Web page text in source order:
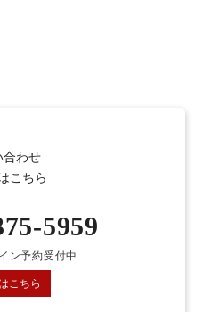
合わせ
こちら
5959
ン予約受付中
こちら